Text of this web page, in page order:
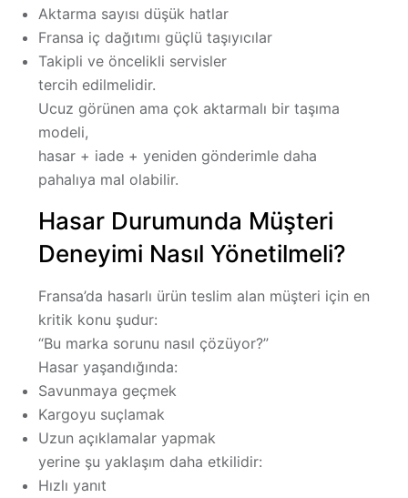
Aktarma sayısı düşük hatlar
Fransa iç dağıtımı güçlü taşıyıcılar
Takipli ve öncelikli servisler
tercih edilmelidir.
Ucuz görünen ama çok aktarmalı bir taşıma
modeli,
hasar + iade + yeniden gönderimle daha
pahalıya mal olabilir.
Hasar Durumunda Müşteri
Deneyimi Nasıl Yönetilmeli?
Fransa’da hasarlı ürün teslim alan müşteri için en
kritik konu şudur:
“Bu marka sorunu nasıl çözüyor?”
Hasar yaşandığında:
Savunmaya geçmek
Kargoyu suçlamak
Uzun açıklamalar yapmak
yerine şu yaklaşım daha etkilidir:
Hızlı yanıt